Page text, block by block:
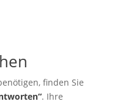
finden Sie
. Ihre